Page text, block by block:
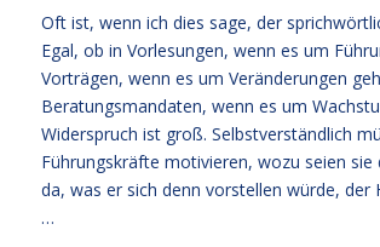
Oft ist, wenn ich dies sage, der
Egal, ob in Vorlesungen, wenn es um
Vorträgen, wenn es um Veränderungen
Beratungsmandaten, wenn es um
Widerspruch ist groß. Selbstverständlich
Führungskräfte motivieren, wozu seien sie
da, was er sich denn vorstellen würde, der
…